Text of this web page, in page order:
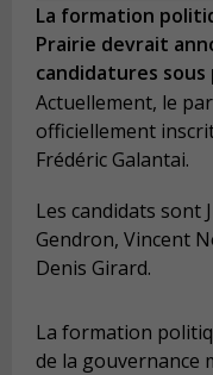
La formation
Prairie devrait
candidatures sous
Actuellement, le
officiellement
Frédéric Galantai.
Les candidats sont
Gendron, Vincent
Denis Girard.
La formation
de la gouvernance